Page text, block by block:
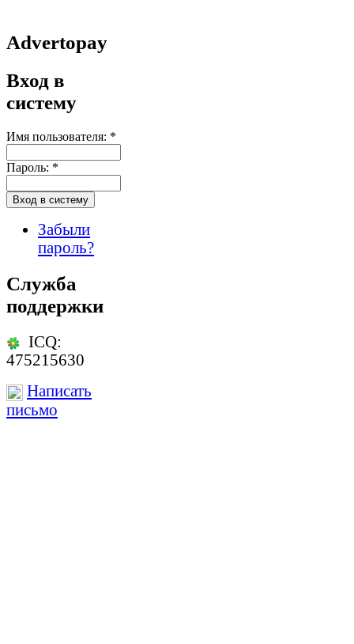
Advertopay
Вход в
систему
Имя пользователя: *
Пароль: *
Забыли
пароль?
Служба
поддержки
ICQ:
475215630
Написать
письмо